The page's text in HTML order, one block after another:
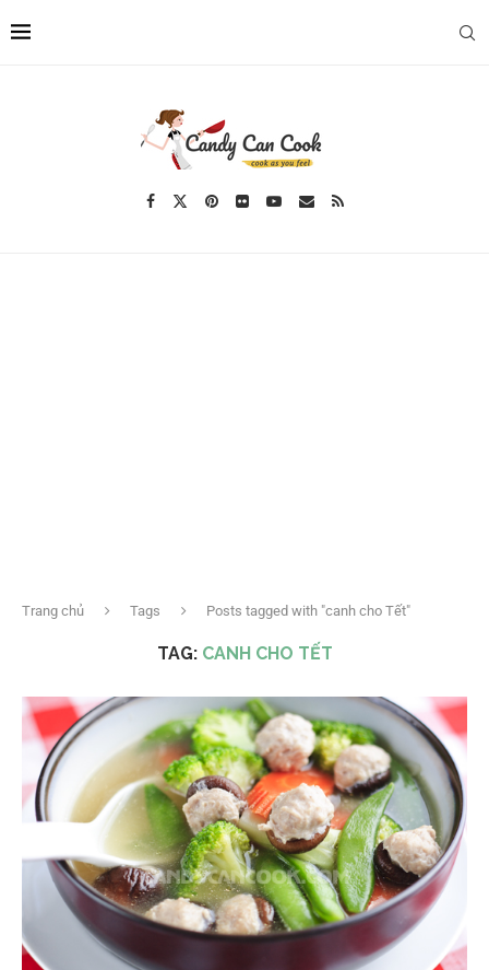
Trang chủ Tags Posts tagged with "canh cho Tết"
TAG: CANH CHO TẾT